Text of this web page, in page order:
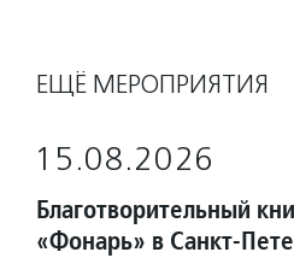
ЕЩЁ МЕРОПРИЯТИЯ
15.08.2026
Благотворительный
«Фонарь» в Санкт-